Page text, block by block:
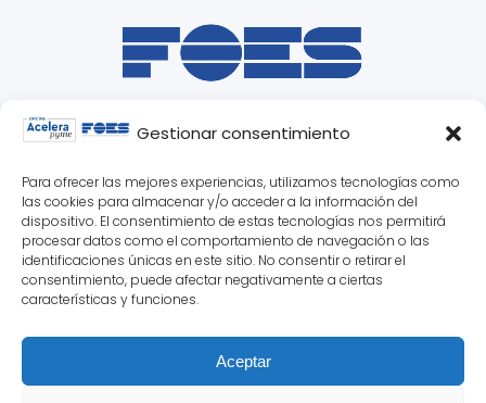
Gestionar consentimiento
Para ofrecer las mejores experiencias, utilizamos tecnologías como
las cookies para almacenar y/o acceder a la información del
dispositivo. El consentimiento de estas tecnologías nos permitirá
procesar datos como el comportamiento de navegación o las
identificaciones únicas en este sitio. No consentir o retirar el
consentimiento, puede afectar negativamente a ciertas
características y funciones.
Aceptar
© 2025 Oficina Acelera Pyme Soria ·